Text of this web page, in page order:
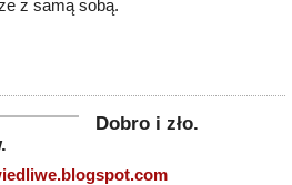
z samą sobą.
Dobro i zło.